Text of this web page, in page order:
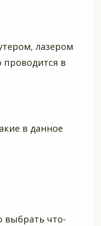
лазером
проводится в
в данное
выбрать что-